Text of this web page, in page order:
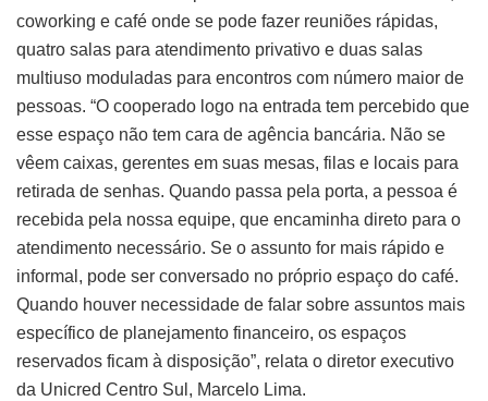
coworking e café onde se pode fazer reuniões rápidas,
quatro salas para atendimento privativo e duas salas
multiuso moduladas para encontros com número maior de
pessoas. “O cooperado logo na entrada tem percebido que
esse espaço não tem cara de agência bancária. Não se
vêem caixas, gerentes em suas mesas, filas e locais para
retirada de senhas. Quando passa pela porta, a pessoa é
recebida pela nossa equipe, que encaminha direto para o
atendimento necessário. Se o assunto for mais rápido e
informal, pode ser conversado no próprio espaço do café.
Quando houver necessidade de falar sobre assuntos mais
específico de planejamento financeiro, os espaços
reservados ficam à disposição”, relata o diretor executivo
da Unicred Centro Sul, Marcelo Lima.